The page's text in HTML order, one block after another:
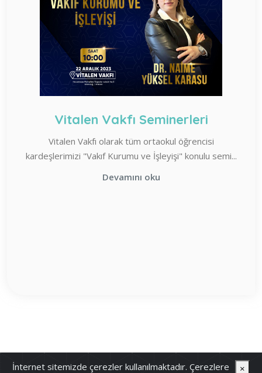
Vitalen Vakfı Seminerleri
Vitalen Vakfı olarak tüm ortaokul öğrencisi
kardeşlerimizi "Vakıf Kurumu ve İşleyişi" konulu semi...
Devamını oku
×
İnternet sitemizde çerezler kullanılmaktadır. Çerezlere